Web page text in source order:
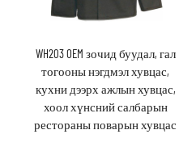
WH203 OEM зочид буудал, гал
тогооны нэгдмэл хувцас,
кухни дээрх ажлын хувцас,
хоол хүнсний салбарын
рестораны поварын хувцас